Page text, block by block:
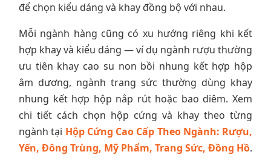
để chọn kiểu dáng và khay đồng bộ với nhau.
Mỗi ngành hàng cũng có xu hướng riêng khi kết
hợp khay và kiểu dáng — ví dụ ngành rượu thường
ưu tiên khay cao su non bồi nhung kết hợp hộp
âm dương, ngành trang sức thường dùng khay
nhung kết hợp hộp nắp rút hoặc bao diêm. Xem
chi tiết cách chọn hộp cứng và khay theo từng
ngành tại Hộp Cứng Cao Cấp Theo Ngành: Rượu,
Yến, Đông Trùng, Mỹ Phẩm, Trang Sức, Đồng Hồ.